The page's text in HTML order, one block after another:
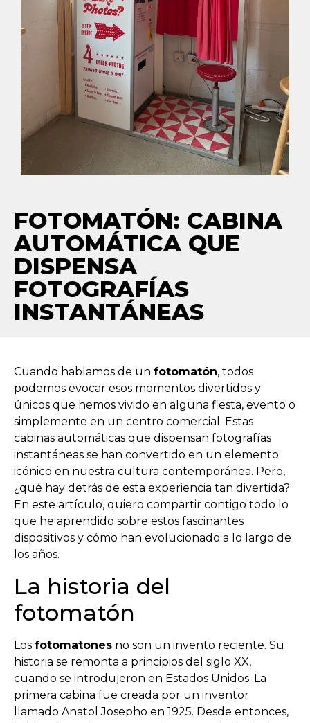
FOTOMATÓN: CABINA
AUTOMÁTICA QUE
DISPENSA
FOTOGRAFÍAS
INSTANTÁNEAS
Cuando hablamos de un fotomatón, todos
podemos evocar esos momentos divertidos y
únicos que hemos vivido en alguna fiesta, evento o
simplemente en un centro comercial. Estas
cabinas automáticas que dispensan fotografías
instantáneas se han convertido en un elemento
icónico en nuestra cultura contemporánea. Pero,
¿qué hay detrás de esta experiencia tan divertida?
En este artículo, quiero compartir contigo todo lo
que he aprendido sobre estos fascinantes
dispositivos y cómo han evolucionado a lo largo de
los años.
La historia del
fotomatón
Los fotomatones no son un invento reciente. Su
historia se remonta a principios del siglo XX,
cuando se introdujeron en Estados Unidos. La
primera cabina fue creada por un inventor
llamado Anatol Josepho en 1925. Desde entonces,